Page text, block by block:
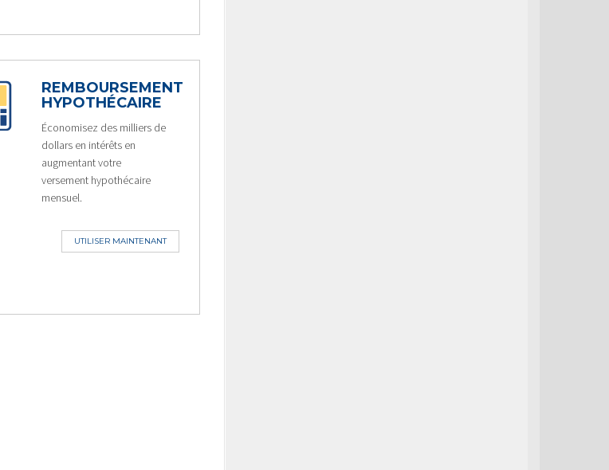
REMBOURSEMENT
HYPOTHÉCAIRE
Économisez des milliers de
dollars en intérêts en
augmentant votre
versement hypothécaire
mensuel.
UTILISER MAINTENANT